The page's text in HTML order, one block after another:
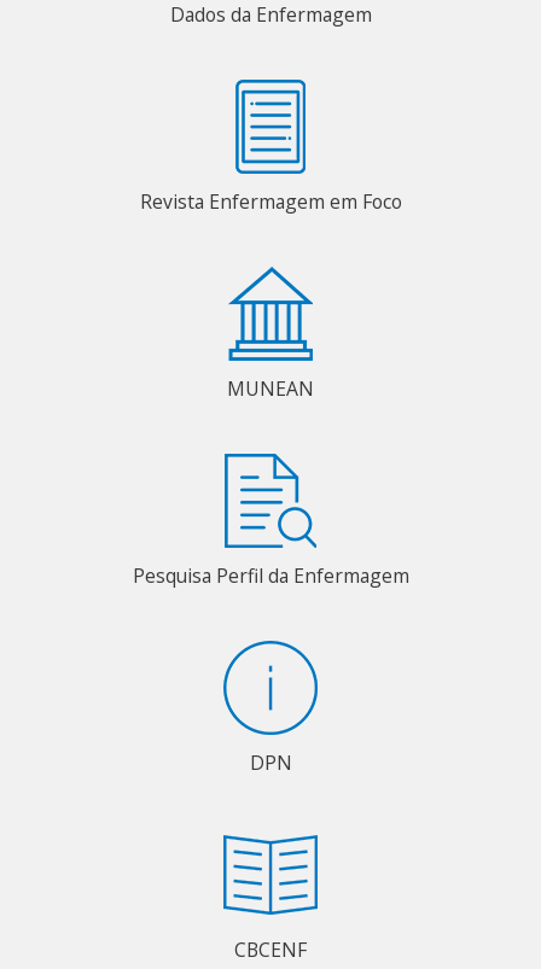
Dados da Enfermagem
Revista Enfermagem em Foco
MUNEAN
Pesquisa Perfil da Enfermagem
DPN
CBCENF